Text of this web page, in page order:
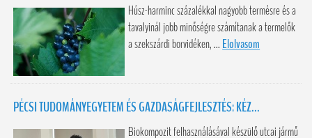
Húsz-harminc százalékkal nagyobb termésre és a
tavalyinál jobb minőségre számítanak a termelők
a szekszárdi borvidéken, ... Elolvasom
PÉCSI TUDOMÁNYEGYETEM ÉS GAZDASÁGFEJLESZTÉS: KÉZ...
Biokompozit felhasználásával készülő utcai jármű